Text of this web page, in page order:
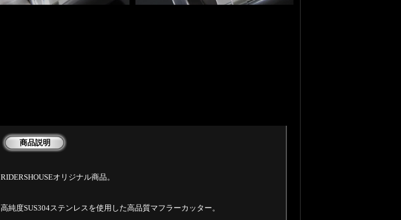
商品説明
RIDERSHOUSEオリジナル商品。
高純度SUS304ステンレスを使用した高品質マフラーカッター。